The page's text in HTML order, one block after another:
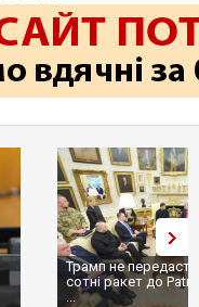
Трамп не передасть Україні
сотні ракет до Patriot, бо у